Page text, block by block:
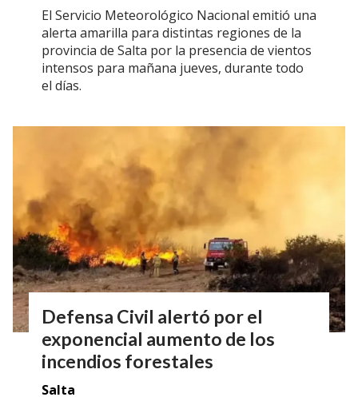
El Servicio Meteorológico Nacional emitió una
alerta amarilla para distintas regiones de la
provincia de Salta por la presencia de vientos
intensos para mañana jueves, durante todo
el días.
Defensa Civil alertó por el
exponencial aumento de los
incendios forestales
Salta